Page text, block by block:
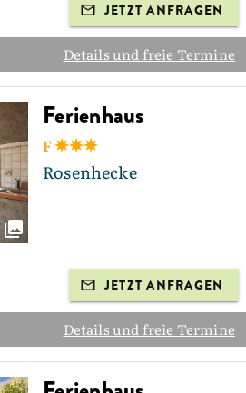
JETZT ANFRAGEN
Details und freie Termine
Ferienhaus
F
Rosenhecke
JETZT ANFRAGEN
Details und freie Termine